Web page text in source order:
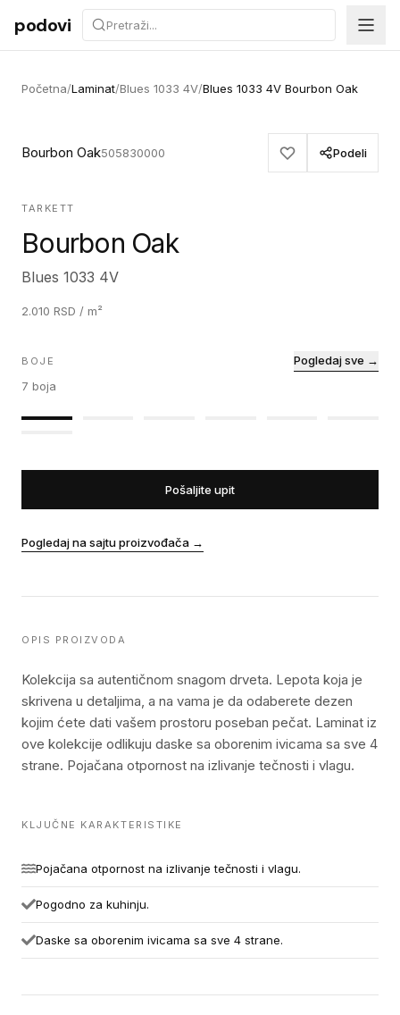
Preskoči na sadržaj
podovi
Početna/Laminat/Blues 1033 4V/Blues 1033 4V Bourbon Oak
Bourbon Oak505830000 Podeli
TARKETT
Bourbon Oak
Blues 1033 4V
2.010 RSD / m²
BOJE
7 boja
Pogledaj sve →
Pošaljite upit
Pogledaj na sajtu proizvođača →
OPIS PROIZVODA
Kolekcija sa autentičnom snagom drveta. Lepota koja je
skrivena u detaljima, a na vama je da odaberete dezen
kojim ćete dati vašem prostoru poseban pečat. Laminat iz
ove kolekcije odlikuju daske sa oborenim ivicama sa sve 4
strane. Pojačana otpornost na izlivanje tečnosti i vlagu.
KLJUČNE KARAKTERISTIKE
Pojačana otpornost na izlivanje tečnosti i vlagu.
Pogodno za kuhinju.
Daske sa oborenim ivicama sa sve 4 strane.